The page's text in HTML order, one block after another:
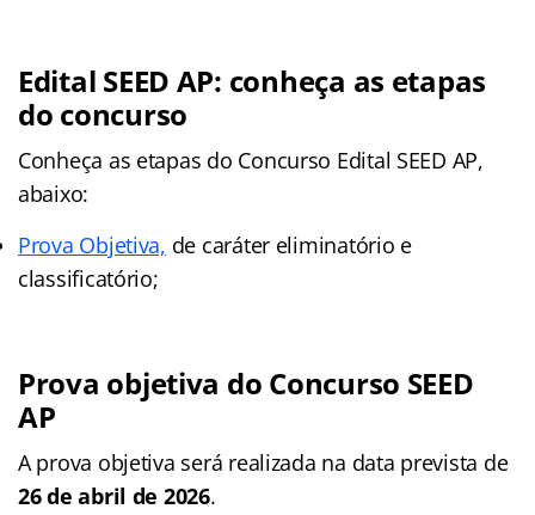
Edital SEED AP: conheça as etapas
do concurso
Conheça as etapas do Concurso Edital SEED AP,
abaixo:
Prova Objetiva, de caráter eliminatório e
classificatório;
Prova objetiva do Concurso SEED
AP
A prova objetiva será realizada na data prevista de
26 de abril de 2026.